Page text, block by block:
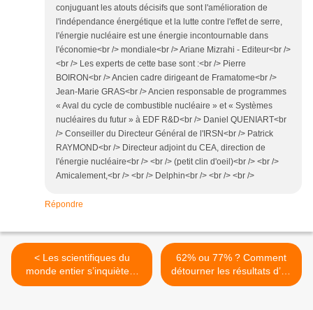
conjuguant les atouts décisifs que sont l'amélioration de
l'indépendance énergétique et la lutte contre l'effet de serre,
l'énergie nucléaire est une énergie incontournable dans
l'économie<br /> mondiale<br /> Ariane Mizrahi - Editeur<br />
<br /> Les experts de cette base sont :<br /> Pierre
BOIRON<br /> Ancien cadre dirigeant de Framatome<br />
Jean-Marie GRAS<br /> Ancien responsable de programmes
« Aval du cycle de combustible nucléaire » et « Systèmes
nucléaires du futur » à EDF R&D<br /> Daniel QUENIART<br
/> Conseiller du Directeur Général de l'IRSN<br /> Patrick
RAYMOND<br /> Directeur adjoint du CEA, direction de
l'énergie nucléaire<br /> <br /> (petit clin d'oeil)<br /> <br />
Amicalement,<br /> <br /> Delphin<br /> <br /> <br />
Répondre
< Les scientifiques du
monde entier s’inquiètent
de la catastrophe de
62% ou 77% ? Comment
détourner les résultats d’un
sondage >